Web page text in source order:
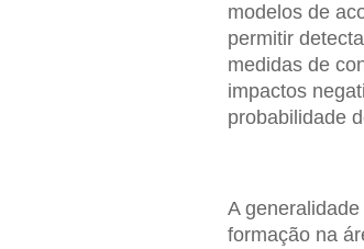
modelos de
permitir
medidas de
impactos
probabilidade
A
formação na